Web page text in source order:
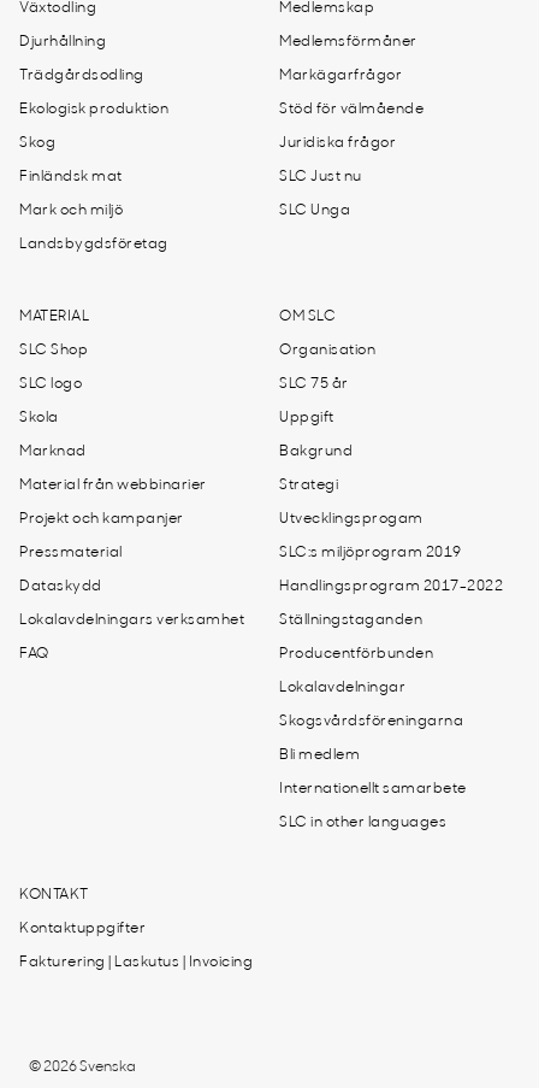
Växtodling
Djurhållning
Trädgårdsodling
Ekologisk produktion
Skog
Finländsk mat
Mark och miljö
Landsbygdsföretag
Medlemskap
Medlemsförmåner
Markägarfrågor
Stöd för välmående
Juridiska frågor
SLC Just nu
SLC Unga
MATERIAL
SLC Shop
SLC logo
Skola
Marknad
Material från webbinarier
Projekt och kampanjer
Pressmaterial
Dataskydd
Lokalavdelningars verksamhet
FAQ
OM SLC
Organisation
SLC 75 år
Uppgift
Bakgrund
Strategi
Utvecklingsprogam
SLC:s miljöprogram 2019
Handlingsprogram 2017-2022
Ställningstaganden
Producentförbunden
Lokalavdelningar
Skogsvårdsföreningarna
Bli medlem
Internationellt samarbete
SLC in other languages
KONTAKT
Kontaktuppgifter
Fakturering | Laskutus | Invoicing
© 2026 Svenska